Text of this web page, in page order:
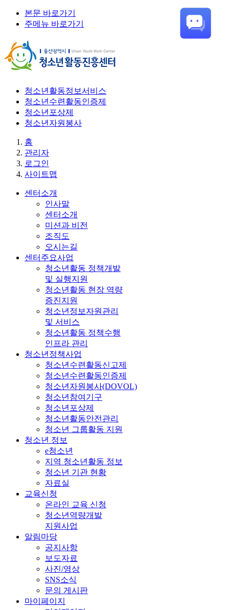
본문 바로가기
주메뉴 바로가기
청소년활동정보서비스
청소년수련활동인증제
청소년포상제
청소년자원봉사
홈
관리자
로그인
사이트맵
센터소개
인사말
센터소개
미션과 비전
조직도
오시는길
센터주요사업
청소년활동 정책개발
및 실행지원
청소년활동 현장 역량
증진지원
청소년정보자원관리
및 서비스
청소년활동 정책수행
인프라 관리
청소년정책사업
청소년수련활동신고제
청소년수련활동인증제
청소년자원봉사(DOVOL)
청소년참여기구
청소년포상제
청소년활동안전관리
청소년 그룹활동 지원
청소년 정보
e청소년
지역 청소년활동 정보
청소년 기관 현황
자료실
교육신청
온라인 교육 신청
청소년역량개발
지원사업
알림마당
공지사항
보도자료
사진/영상
SNS소식
문의 게시판
마이페이지